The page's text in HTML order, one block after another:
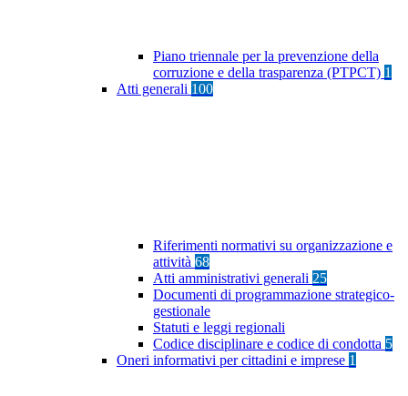
Piano triennale per la prevenzione della
corruzione e della trasparenza (PTPCT) 1
Atti generali 100
Riferimenti normativi su organizzazione e
attività 68
Atti amministrativi generali 25
Documenti di programmazione strategico-
gestionale
Statuti e leggi regionali
Codice disciplinare e codice di condotta 5
Oneri informativi per cittadini e imprese 1